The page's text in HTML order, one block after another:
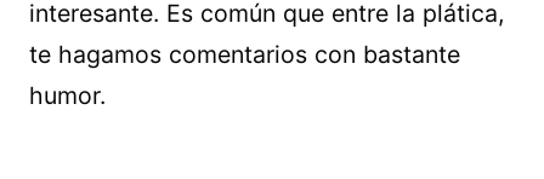
interesante. Es común que entre la plática,
te hagamos comentarios con bastante
humor.